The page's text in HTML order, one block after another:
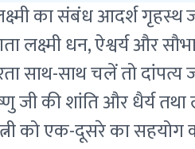
का संबंध आदर्श गृहस्थ
लक्ष्मी धन, ऐश्वर्य और
साथ-साथ चलें तो दांपत्य
जी की शांति और धैर्य तथा
को एक-दूसरे का